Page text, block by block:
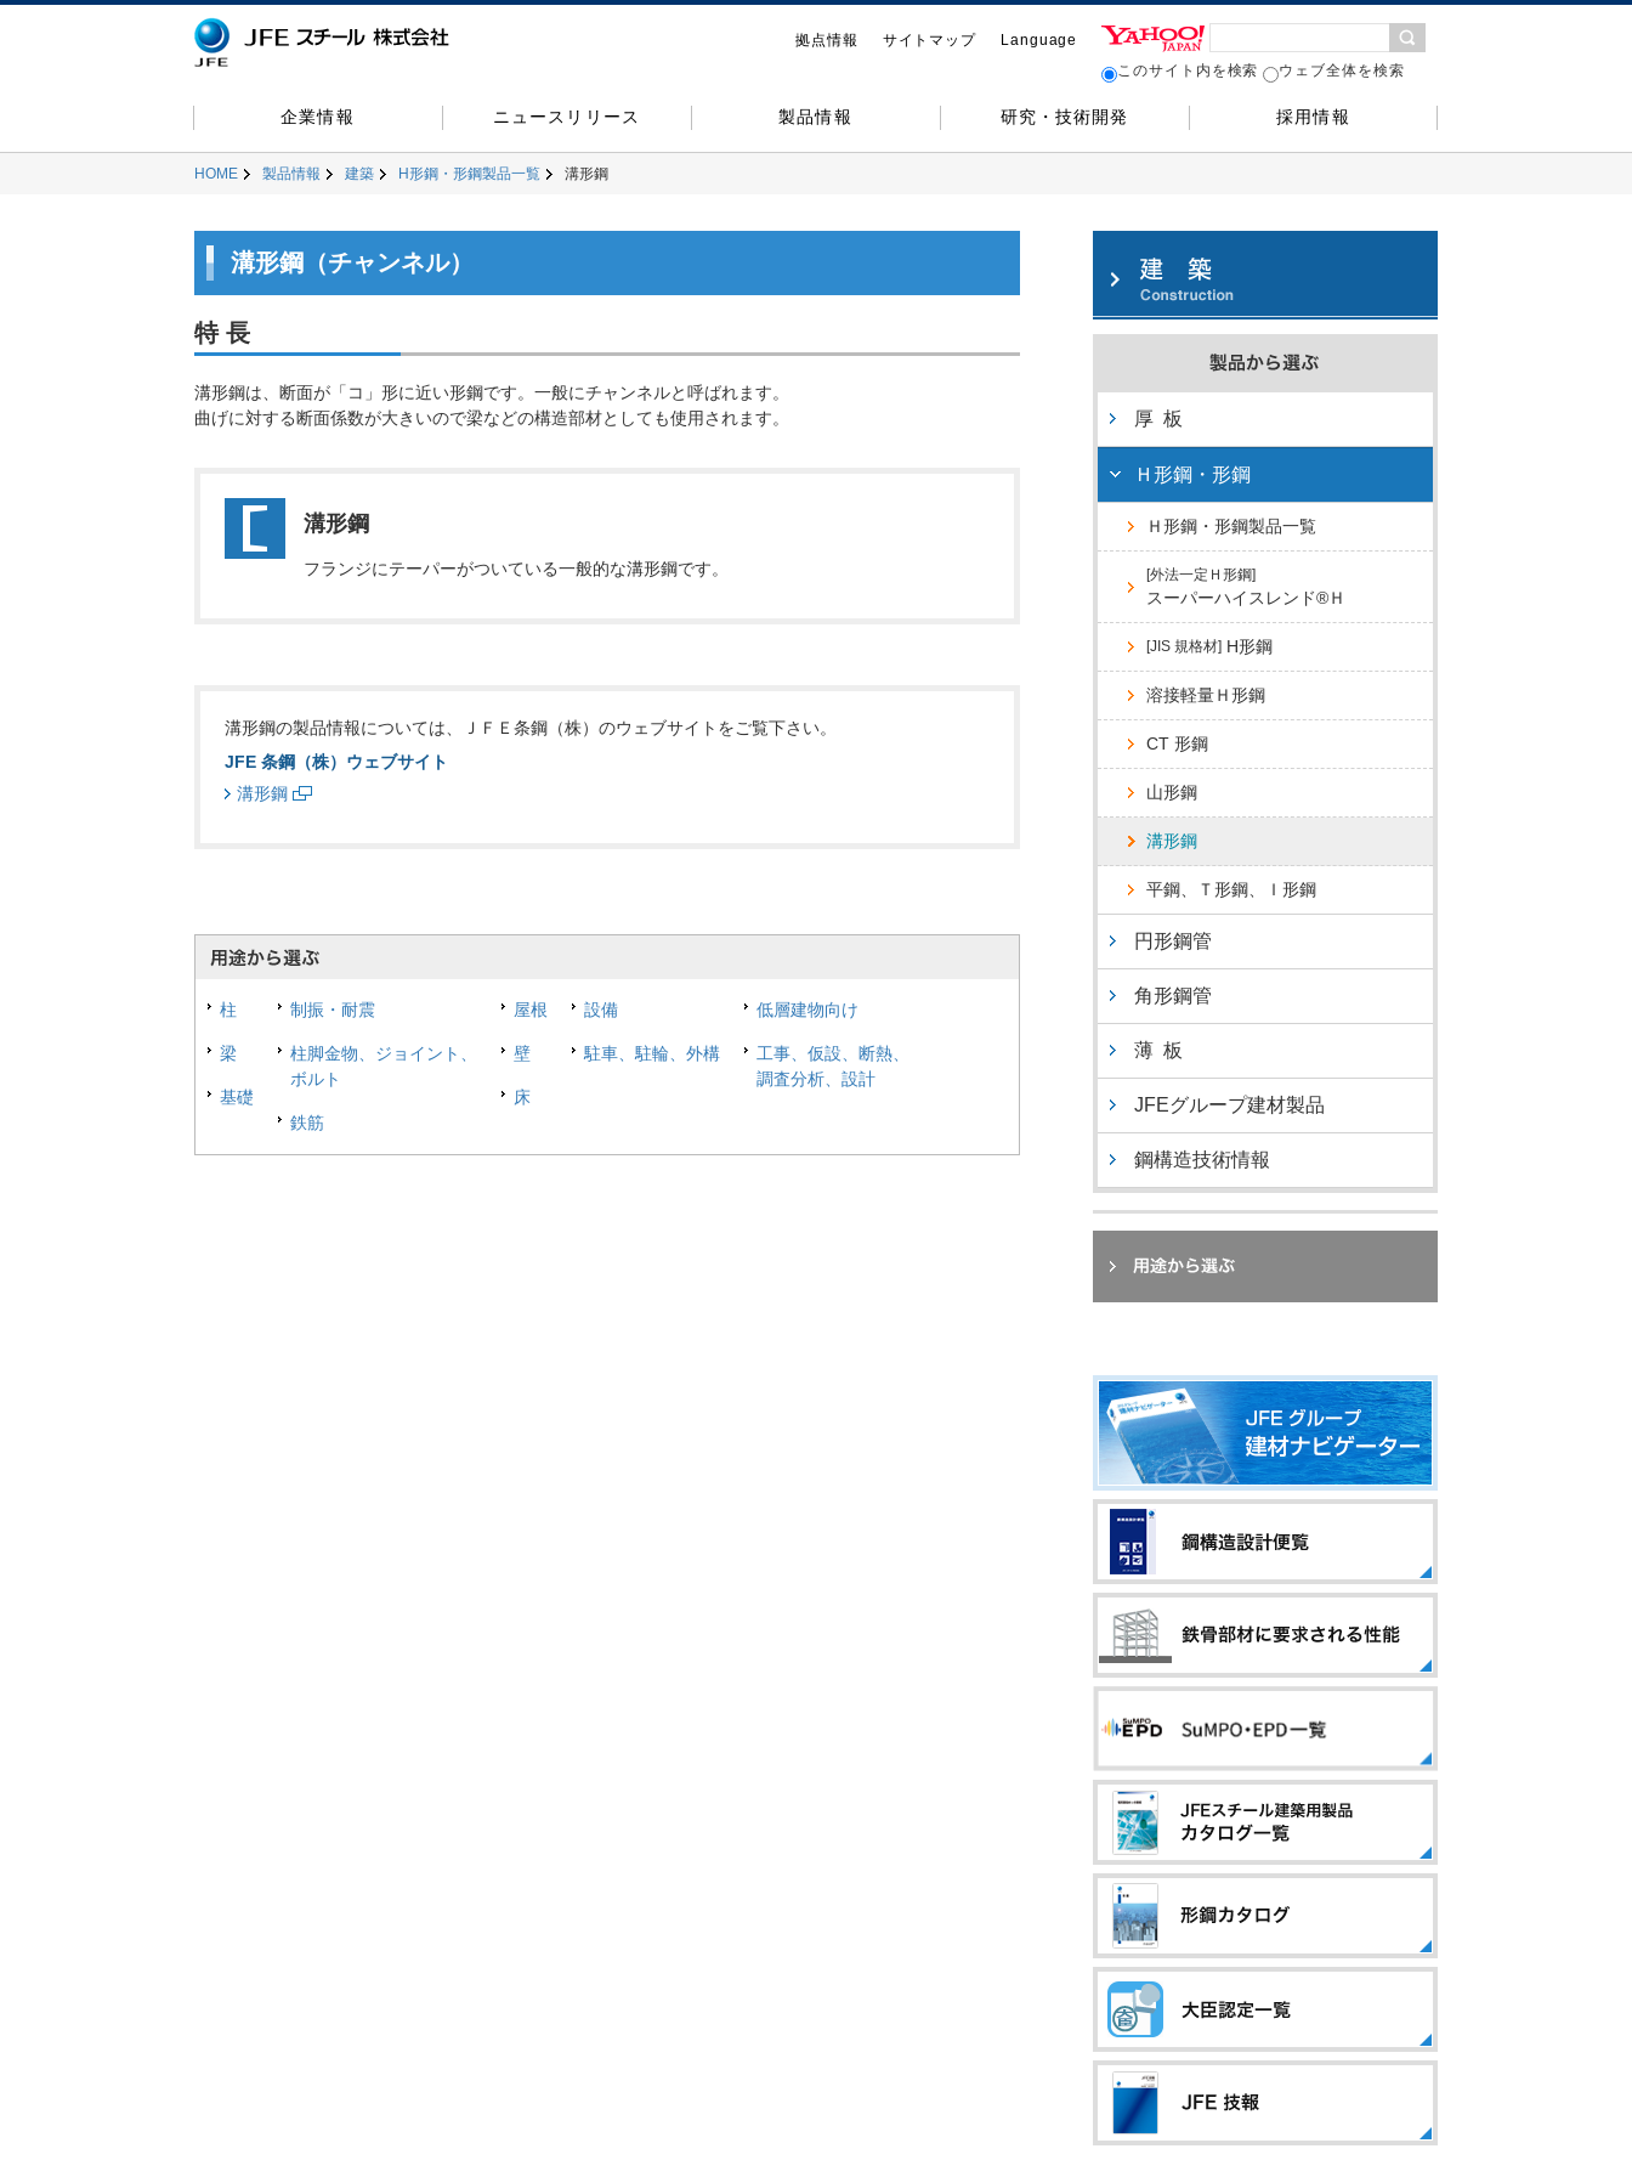
拠点情報 サイトマップ
Language
このサイト内を検索
ウェブ全体を検索
企業情報 ニュースリリース 製品情報 研究・技術開発 採用情報
HOME 製品情報 建築 H形鋼・形鋼製品一覧 溝形鋼
溝形鋼（チャンネル）
特 長
溝形鋼は、断面が「コ」形に近い形鋼です。一般にチャンネルと呼ばれます。
曲げに対する断面係数が大きいので梁などの構造部材としても使用されます。
溝形鋼
フランジにテーパーがついている一般的な溝形鋼です。
溝形鋼の製品情報については、ＪＦＥ条鋼（株）のウェブサイトをご覧下さい。
JFE 条鋼（株）ウェブサイト
溝形鋼
柱
梁
基礎
制振・耐震
柱脚金物、ジョイント、
ボルト
鉄筋
屋根
壁
床
設備
駐車、駐輪、外構
低層建物向け
工事、仮設、断熱、
調査分析、設計
厚 板
Ｈ形鋼・形鋼
Ｈ形鋼・形鋼製品一覧
[外法一定Ｈ形鋼]
スーパーハイスレンド®Ｈ
[JIS 規格材] H形鋼
溶接軽量Ｈ形鋼
CT 形鋼
山形鋼
溝形鋼
平鋼、Ｔ形鋼、Ｉ形鋼
円形鋼管
角形鋼管
薄 板
JFEグループ建材製品
鋼構造技術情報